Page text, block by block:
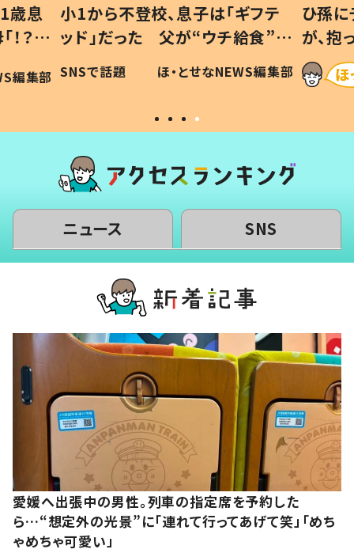
歳息
？」
編集部
小1から不登校、息子は「ギフテ
ッド」だった 父が“ウチ給食”を
作り続ける理由とは #令和の親
#令和の子
SNSで話題 ほ・とせなNEWS編集部
ひ孫
が、
「涙が
い」
ニュース SNS
愛媛へ出張中の男性。列車の指定席を予約した
ら…“想定外の光景”に「連れて行ってあげて笑」「めち
ゃめちゃ可愛い」